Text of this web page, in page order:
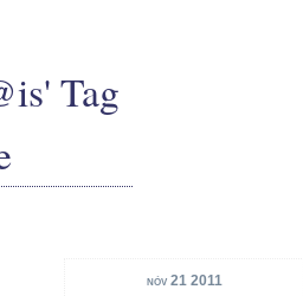
Tag
nóv 21 2011